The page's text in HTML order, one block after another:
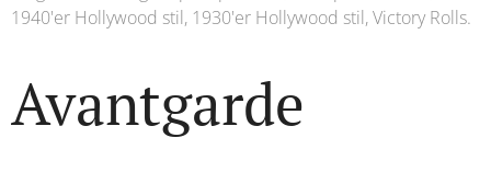
1940'er Hollywood stil, 1930'er Hollywood stil, Victory Rolls.
Avantgarde